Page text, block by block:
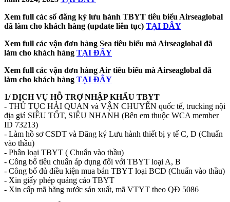
Xem full các số đăng ký lưu hành TBYT tiêu biểu Airseaglobal
đã làm cho khách hàng (update liên tục) TẠI ĐÂY
Xem full các vận đơn hàng Sea tiêu biểu mà Airseaglobal đã
làm cho khách hàng TẠI ĐÂY
Xem full các vận đơn hàng Air tiêu biểu mà Airseaglobal đã
làm cho khách hàng TẠI ĐÂY
1/ DỊCH VỤ HỖ TRỢ NHẬP KHẨU TBYT
- THỦ TỤC HẢI QUAN và VẬN CHUYỂN quốc tế, trucking nội
địa giá SIÊU TỐT, SIÊU NHANH (Bên em thuộc WCA member
ID 73213)
- Làm hồ sơ CSDT và Đăng ký Lưu hành thiết bị y tế C, D (Chuẩn
vào thầu)
- Phân loại TBYT ( Chuẩn vào thầu)
- Công bố tiêu chuẩn áp dụng đối với TBYT loại A, B
- Công bố đủ điều kiện mua bán TBYT loại BCD (Chuẩn vào thầu)
- Xin giấy phép quảng cáo TBYT
- Xin cấp mã hãng nước sản xuất, mã VTYT theo QĐ 5086